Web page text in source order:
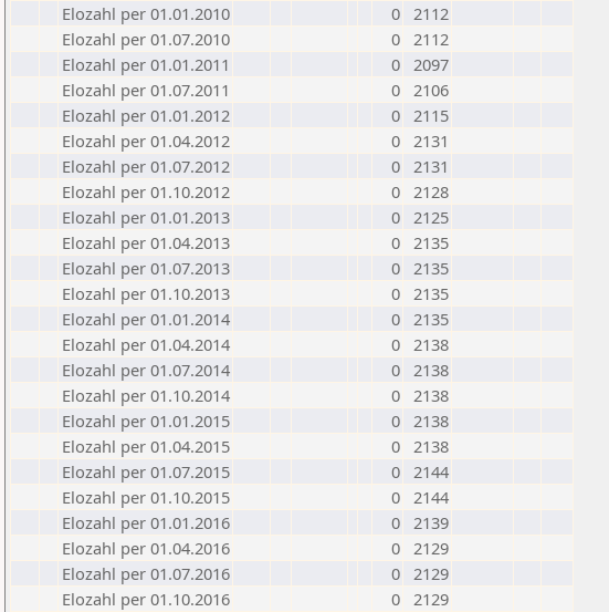
Elozahl per 01.01.2010
0 2112
Elozahl per 01.07.2010
0 2112
Elozahl per 01.01.2011
0 2097
Elozahl per 01.07.2011
0 2106
Elozahl per 01.01.2012
0 2115
Elozahl per 01.04.2012
0 2131
Elozahl per 01.07.2012
0 2131
Elozahl per 01.10.2012
0 2128
Elozahl per 01.01.2013
0 2125
Elozahl per 01.04.2013
0 2135
Elozahl per 01.07.2013
0 2135
Elozahl per 01.10.2013
0 2135
Elozahl per 01.01.2014
0 2135
Elozahl per 01.04.2014
0 2138
Elozahl per 01.07.2014
0 2138
Elozahl per 01.10.2014
0 2138
Elozahl per 01.01.2015
0 2138
Elozahl per 01.04.2015
0 2138
Elozahl per 01.07.2015
0 2144
Elozahl per 01.10.2015
0 2144
Elozahl per 01.01.2016
0 2139
Elozahl per 01.04.2016
0 2129
Elozahl per 01.07.2016
0 2129
Elozahl per 01.10.2016
0 2129